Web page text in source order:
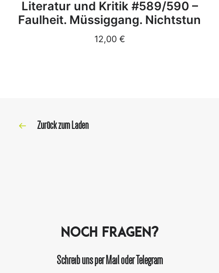
Literatur und Kritik #589/590 –
Faulheit. Müssiggang. Nichtstun
12,00 €
Zurück zum Laden
Noch Fragen?
Schreib uns per Mail oder Telegram